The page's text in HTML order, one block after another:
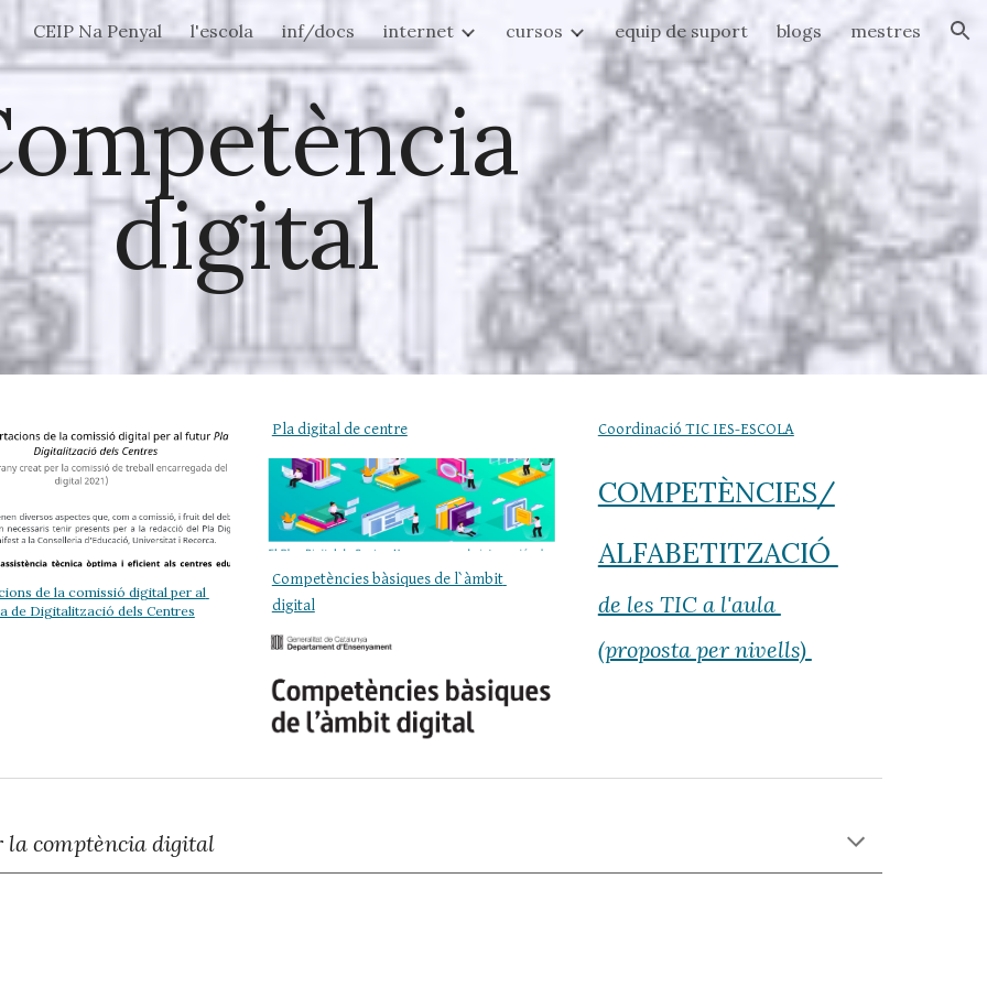
to main content Skip to navigation
CEIP Na Penyal l'escola inf/docs internet cursos equip de suport blogs mestres
digital
de la comissió digital per al
de Digitalització dels Centres
Pla digital de centre
Competències bàsiques de l`àmbit
digital
Coordinació TIC IES-ESCOLA
COMPETÈNCIES/
ALFABETITZACIÓ
de les TIC a l'aula
(proposta per nivells)
la comptència digital